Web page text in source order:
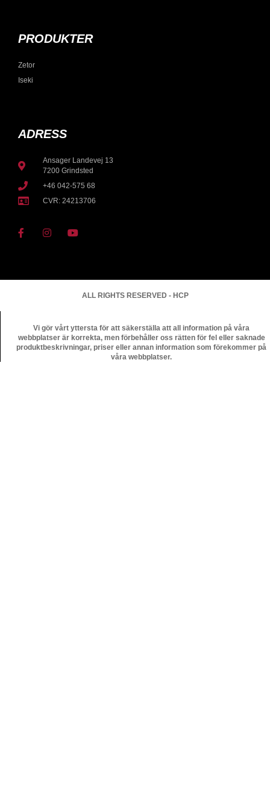
ADRESS
Ansager Landevej 13
7200 Grindsted
+46 042-575 68
CVR: 24213706
PRODUKTER
Zetor
Iseki
ALL RIGHTS RESERVED - HCP
Vi gör vårt yttersta för att säkerställa att all information på våra
webbplatser är korrekta, men förbehåller oss rätten för fel eller saknade
produktbeskrivningar, priser eller annan information som förekommer på
våra webbplatser.